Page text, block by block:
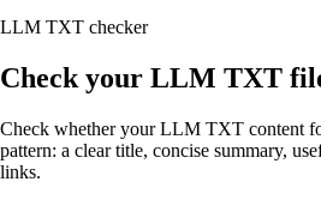
LLM TXT checker
Check your LLM TXT
Check whether your LLM TXT content
pattern: a clear title, concise summary,
links.